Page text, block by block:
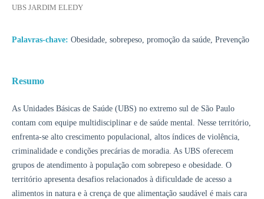
UBS JARDIM ELEDY
Palavras-chave: Obesidade, sobrepeso, promoção da saúde, Prevenção
Resumo
As Unidades Básicas de Saúde (UBS) no extremo sul de São Paulo
contam com equipe multidisciplinar e de saúde mental. Nesse território,
enfrenta-se alto crescimento populacional, altos índices de violência,
criminalidade e condições precárias de moradia. As UBS oferecem
grupos de atendimento à população com sobrepeso e obesidade. O
território apresenta desafios relacionados à dificuldade de acesso a
alimentos in natura e à crença de que alimentação saudável é mais cara